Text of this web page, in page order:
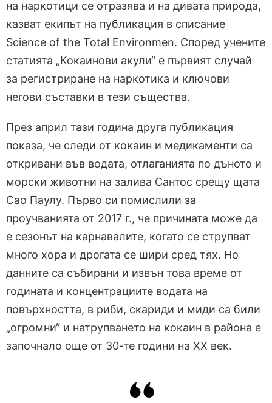
на наркотици се отразява и на дивата природа,
казват екипът на публикация в списание
Science of the Total Environmen. Според учените
статията „Кокаинови акули“ е първият случай
за регистриране на наркотика и ключови
негови съставки в тези същества.
През април тази година друга публикация
показа, че следи от кокаин и медикаменти са
откривани във водата, отлаганията по дъното и
морски животни на залива Сантос срещу щата
Сао Паулу. Първо си помислили за
проучванията от 2017 г., че причината може да
е сезонът на карнавалите, когато се струпват
много хора и дрогата се шири сред тях. Но
данните са събирани и извън това време от
годината и концентрациите водата на
повърхността, в риби, скариди и миди са били
„огромни“ и натрупването на кокаин в района е
започнало още от 30-те години на ХХ век.